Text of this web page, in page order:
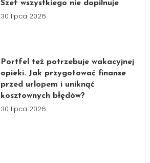
Szef wszystkiego nie dopilnuje
30 lipca 2026
Portfel też potrzebuje wakacyjnej
opieki. Jak przygotować finanse
przed urlopem i uniknąć
kosztownych błędów?
30 lipca 2026